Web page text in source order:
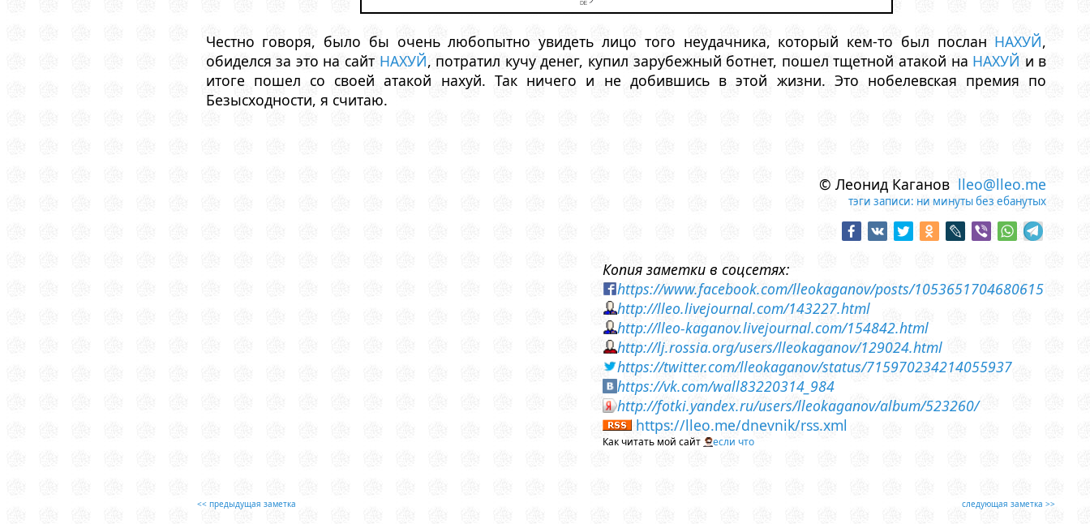
Честно говоря, было бы очень любопытно увидеть лицо того неудачника, который кем-то был послан НАХУЙ,
обиделся за это на сайт НАХУЙ, потратил кучу денег, купил зарубежный ботнет, пошел тщетной атакой на НАХУЙ и в
итоге пошел со своей атакой нахуй. Так ничего и не добившись в этой жизни. Это нобелевская премия по
Безысходности, я считаю.
© Леонид Каганов lleo@lleo.me
тэги записи: ни минуты без ебанутых
Копия заметки в соцсетях:
https://www.facebook.com/lleokaganov/posts/1053651704680615
http://lleo.livejournal.com/143227.html
http://lleo-kaganov.livejournal.com/154842.html
http://lj.rossia.org/users/lleokaganov/129024.html
https://twitter.com/lleokaganov/status/715970234214055937
https://vk.com/wall83220314_984
http://fotki.yandex.ru/users/lleokaganov/album/523260/
https://lleo.me/dnevnik/rss.xml
Как читать мой сайт если что
<< предыдущая заметка следующая заметка >>